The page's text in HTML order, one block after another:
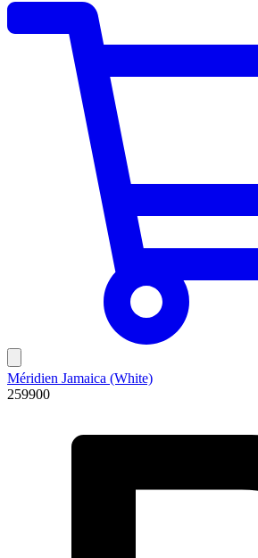
Méridien Jamaica (White)
259900